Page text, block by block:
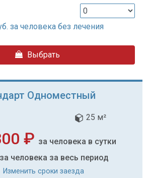
за человека без лечения
Выбрать
Одноместный
25 м²
₽ за человека в сутки
за человека за весь период
Изменить сроки заезда